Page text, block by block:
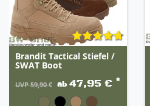
Brandit Tactical Stiefel /
SWAT Boot
UVP 59,90 € ab47,95 € *